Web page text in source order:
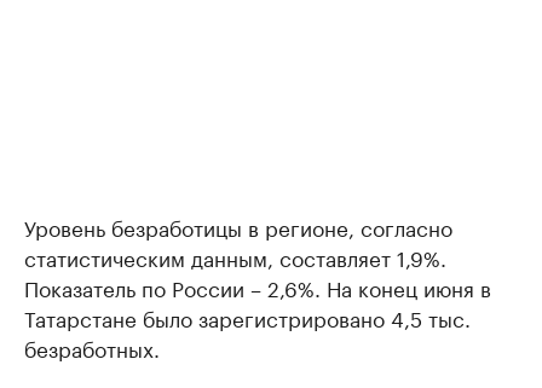
Уровень безработицы в регионе, согласно
статистическим данным, составляет 1,9%.
Показатель по России – 2,6%. На конец июня в
Татарстане было зарегистрировано 4,5 тыс.
безработных.